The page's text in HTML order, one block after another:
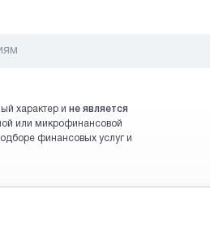
характер и не является
или микрофинансовой
финансовых услуг и